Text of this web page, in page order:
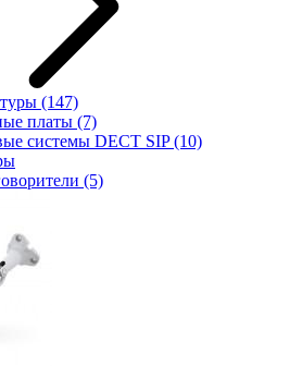
(147)
платы (7)
системы DECT SIP(10)
(5)